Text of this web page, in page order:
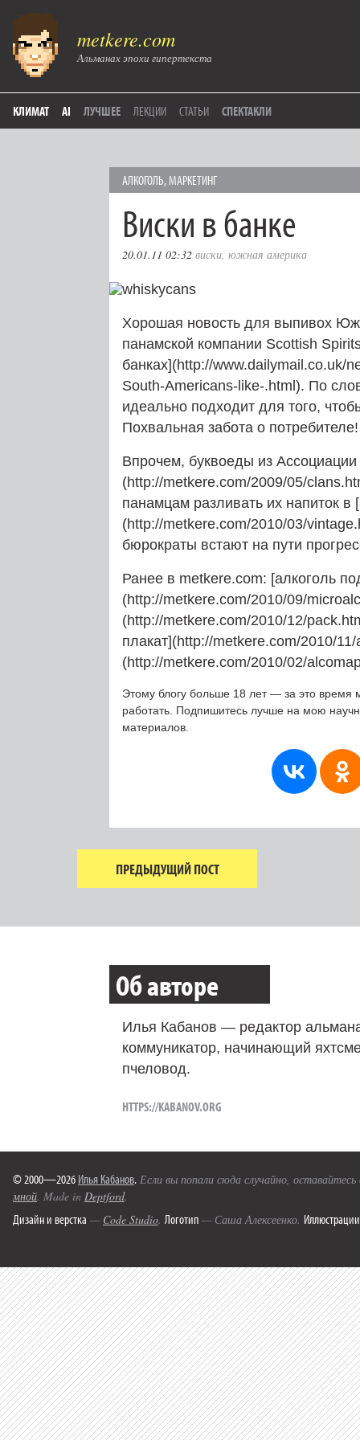
metkere.com
Альманах эпохи гипертекста
КЛИМАТ AI ЛУЧШЕЕ ЛЕКЦИИ СТАТЬИ СПЕКТАКЛИ
АЛКОГОЛЬ,МАРКЕТИНГ
Виски в банке
20.01.11 02:32 виски, южная америка
Хорошая новость для выпивох
панамской компании Scottish
банках](http://www.dailymail.co.uk/
South-Americans-like-.html). По
идеально подходит для того,
Похвальная забота о
Впрочем, буквоеды из
(http://metkere.com/2009/05/
панамцам разливать их напиток
(http://metkere.com/2010/03/
бюрократы встают на пути
Ранее в metkere.com: [алкоголь
(http://metkere.com/2010/09/
(http://metkere.com/2010/12/
плакат](http://metkere.com/2010/
(http://metkere.com/2010/02/
Этому блогу больше 18 лет — за это время
работать. Подпишитесь лучше на мою
материалов.
ПРЕДЫДУЩИЙ ПОСТ
Об авторе
Илья Кабанов — редактор
коммуникатор, начинающий
пчеловод.
HTTPS://KABANOV.ORG
© 2000—2026 Илья Кабанов. Если вы попали сюда случайно,
мной. Made in Deptford.
Дизайн и верстка — Code Studio. Логотип — Саша Алексеенко. Иллюстрации